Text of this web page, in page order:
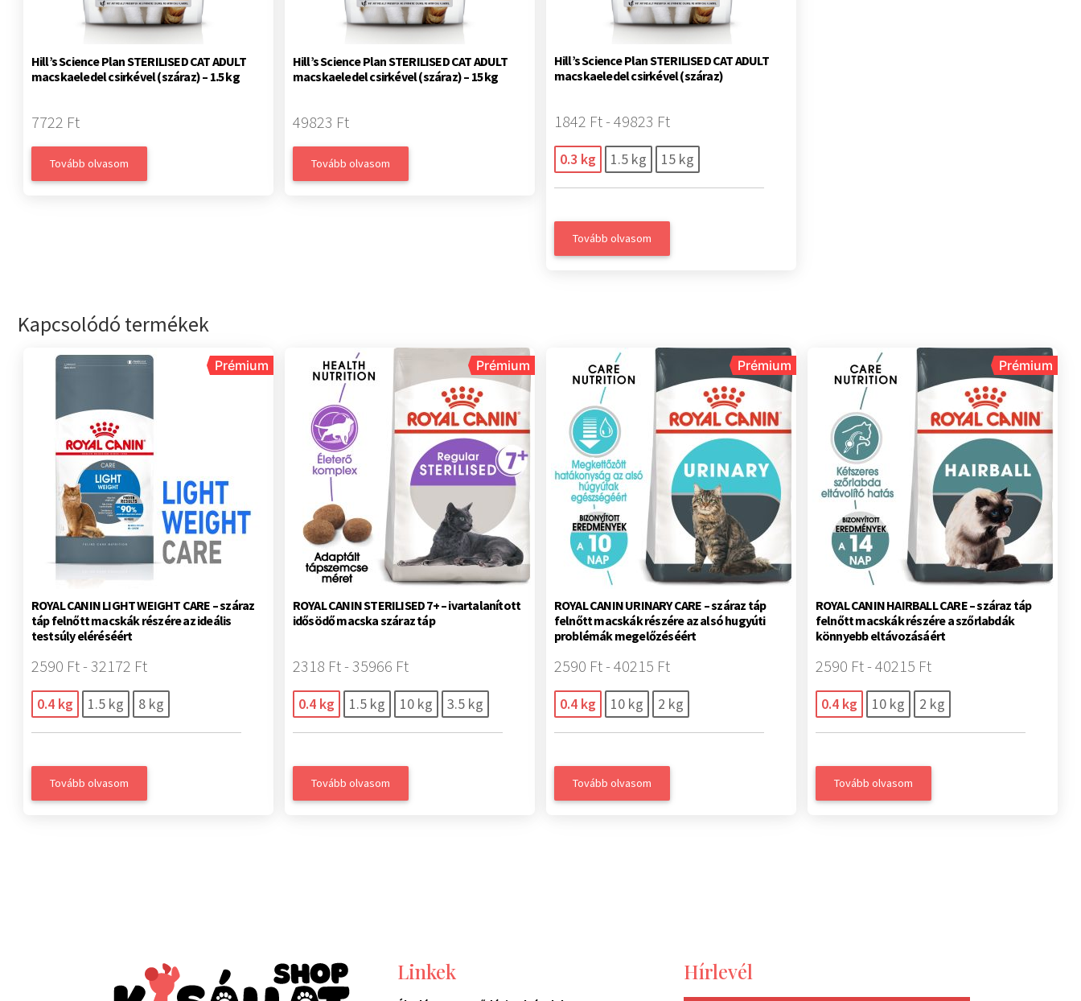
Hill’s Science Plan STERILISED CAT ADULT
macskaeledel csirkével (száraz) – 1.5 kg
7722 Ft
Tovább olvasom
Hill’s Science Plan STERILISED CAT ADULT
macskaeledel csirkével (száraz) – 15 kg
49823 Ft
Tovább olvasom
Hill’s Science Plan STERILISED CAT ADULT
macskaeledel csirkével (száraz)
1842 Ft - 49823 Ft
0.3 kg 1.5 kg 15 kg
Tovább olvasom
Kapcsolódó termékek
Prémium
ROYAL CANIN LIGHT WEIGHT CARE – száraz
táp felnőtt macskák részére az ideális
testsúly eléréséért
2590 Ft - 32172 Ft
0.4 kg 1.5 kg 8 kg
Tovább olvasom
Prémium
ROYAL CANIN STERILISED 7+ – ivartalanított
idősödő macska száraz táp
2318 Ft - 35966 Ft
0.4 kg 1.5 kg 10 kg 3.5 kg
Tovább olvasom
Prémium
ROYAL CANIN URINARY CARE – száraz táp
felnőtt macskák részére az alsó hugyúti
problémák megelőzéséért
2590 Ft - 40215 Ft
0.4 kg 10 kg 2 kg
Tovább olvasom
Prémium
ROYAL CANIN HAIRBALL CARE – száraz táp
felnőtt macskák részére a szőrlabdák
könnyebb eltávozásáért
2590 Ft - 40215 Ft
0.4 kg 10 kg 2 kg
Tovább olvasom
Linkek Hírlevél